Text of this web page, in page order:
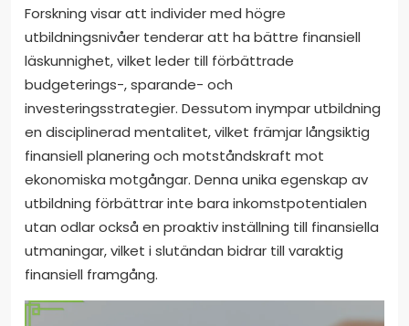
Forskning visar att individer med högre
utbildningsnivåer tenderar att ha bättre finansiell
läskunnighet, vilket leder till förbättrade
budgeterings-, sparande- och
investeringsstrategier. Dessutom inympar utbildning
en disciplinerad mentalitet, vilket främjar långsiktig
finansiell planering och motståndskraft mot
ekonomiska motgångar. Denna unika egenskap av
utbildning förbättrar inte bara inkomstpotentialen
utan odlar också en proaktiv inställning till finansiella
utmaningar, vilket i slutändan bidrar till varaktig
finansiell framgång.